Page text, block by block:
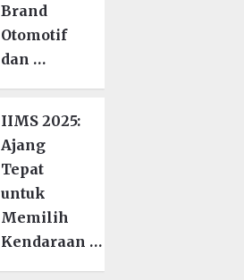
Brand
Otomotif
dan …
IIMS 2025:
Ajang
Tepat
untuk
Memilih
Kendaraan …